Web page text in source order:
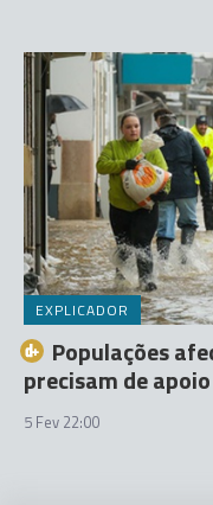
EXPLICADOR
Populações
precisam de apoio
5 Fev 22:00